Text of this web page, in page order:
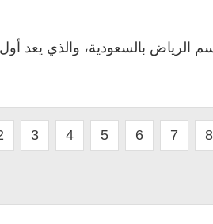
الرياض بالسعودية، والذي يعد
3 4 5 6 7 8